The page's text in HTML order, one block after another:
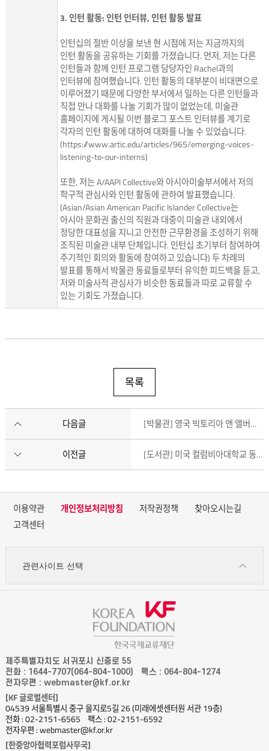
3. 인턴 활동: 인턴 인터뷰, 인턴 활동 발표
인턴십의 절반 이상을 보낸 현 시점에 저는 지금까지의
인턴 활동을 공유하는 기회를 가졌습니다. 먼저, 저는 다른
인턴들과 함께 인턴 프로그램 담당자인 Rachel과의
인터뷰에 참여했습니다. 인턴 활동의 대부분이 비대면으로
이루어졌기 때문에 다양한 부서에서 일하는 다른 인턴들과
직접 만나 대화를 나눌 기회가 많이 없었는데, 미술관
홈페이지에 게시될 이번 블로그 포스트 인터뷰를 계기로
각자의 인턴 활동에 대하여 대화를 나눌 수 있었습니다.
(https://www.artic.edu/articles/965/emerging-voices-
listening-to-our-interns)
또한, 저는 A/AAPI Collective와 아시아미술부서에서 저의
학구적 관심사와 인턴 활동에 관하여 발표했습니다.
(Asian/Asian American Pacific Islander Collective는
아시아 문화권 출신의 직원과 대중이 미술관 내외에서
정당한 대표성을 지니고 안전한 근무환경을 조성하기 위해
조직된 미술관 내부 단체입니다. 인턴십 초기부터 참여하여
주기적인 회의와 활동에 참여하고 있습니다) 두 차례의
발표를 통해서 박물관 동료들로부터 유익한 피드백을 듣고,
저와 미술사적 관심사가 비슷한 동료들과 따로 교류할 수
있는 기회도 가졌습니다.
목록
다음글 [박물관] 영국 빅토리아 앤 앨버트 박물관 이솔 5개월차
이전글 [도서관] 미국 컬럼비아대학교 동아시아도서관 최성연 2개월차
이용약관 개인정보처리방침 저작권정책
찾아오시는길
고객센터
관련사이트 선택
제주특별자치도 서귀포시 신중로 55
전화 : 1644-7707(064-804-1000)
팩스 : 064-804-1274
전자우편 : webmaster@kf.or.kr
[KF 글로벌센터]
04539 서울특별시 중구 을지로5길 26 (미래에셋센터원 서관 19층)
전화 : 02-2151-6565
팩스 : 02-2151-6592
전자우편 : webmaster@kf.or.kr
[한중앙아협력포럼사무국]